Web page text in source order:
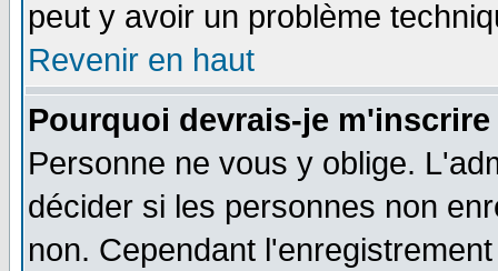
peut y avoir un problème
Revenir en haut
Pourquoi devrais-je
Personne ne vous y oblige.
décider si les personnes non
non. Cependant